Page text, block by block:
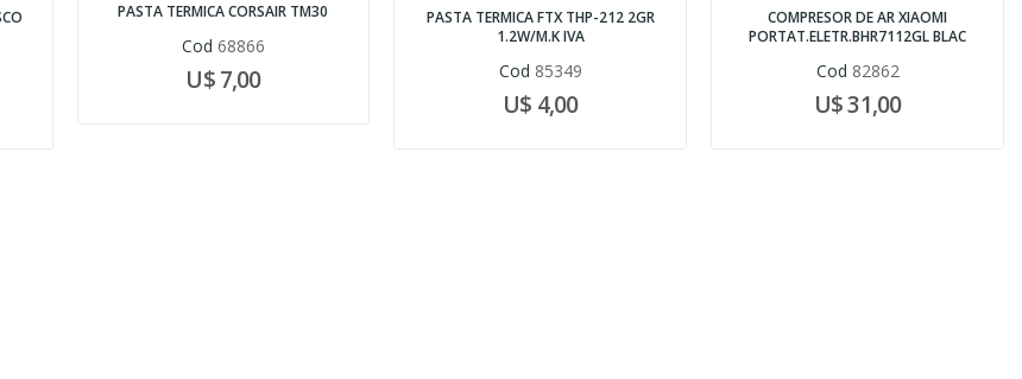
PASTA TERMICA CORSAIR TM30
Cod 68866
U$ 7,00
PASTA TERMICA FTX THP-212 2GR
1.2W/M.K IVA
Cod 85349
U$ 4,00
COMPRESOR DE AR XIAOMI
PORTAT.ELETR.BHR7112GL BLAC
Cod 82862
U$ 31,00